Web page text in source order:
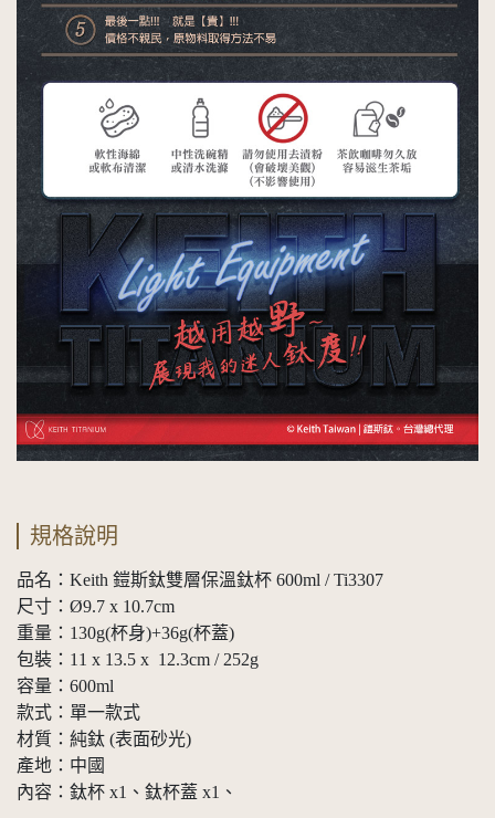
規格說明
品名：Keith 鎧斯鈦雙層保溫鈦杯 600ml / Ti3307
尺寸：Ø9.7 x 10.7cm
重量：130g(杯身)+36g(杯蓋)
包裝：11 x 13.5 x 12.3cm / 252g
容量：600ml
款式：單一款式
材質：純鈦 (表面砂光)
產地：中國
內容：鈦杯 x1、鈦杯蓋 x1、